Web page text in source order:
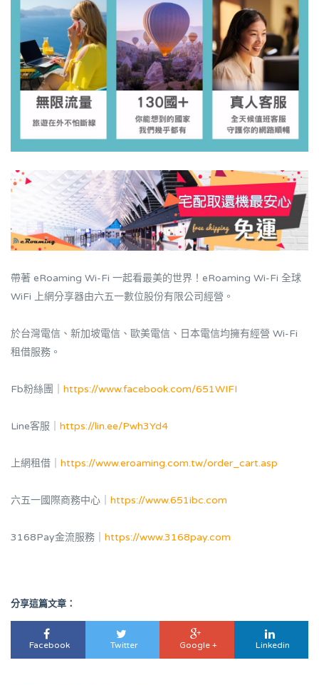
帶著 eRoaming Wi-Fi 一起看最美的世界！eRoaming Wi-Fi 全球
WiFi 上網分享器由六五一數位股份有限公司經營。
於台灣電信、新加坡電信、歐美電信、日本電信均擁有經營 Wi-Fi
租借服務。
Fb粉絲團｜ https://www.facebook.com/651WIFI
Line客服｜ https://lin.ee/Pwh3Yd4
上網租借｜ https://www.eroaming.com.tw/order_cart.asp
六五一國際商務中心｜ https://www.651ibc.com
3168Pay金流服務｜ https://www.3168pay.com
分享這篇文章：
Facebook Twitter Google + Linkedin